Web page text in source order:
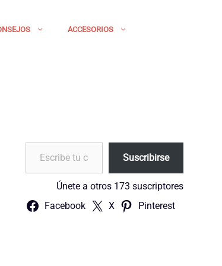
ACCESORIOS
Escribe tu correo electrónico…
Suscribirse
Únete a otros 173 suscriptores
Facebook X Pinterest